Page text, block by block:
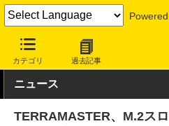
カテゴリ 過去記事
INTERNET Watch ハードウェア
ニュース
TERRAMASTER、M.2ス